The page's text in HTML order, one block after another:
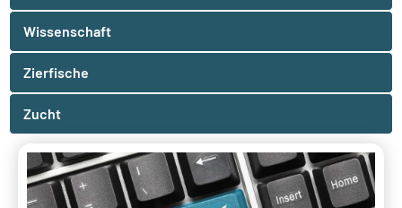
Wissenschaft
Zierfische
Zucht